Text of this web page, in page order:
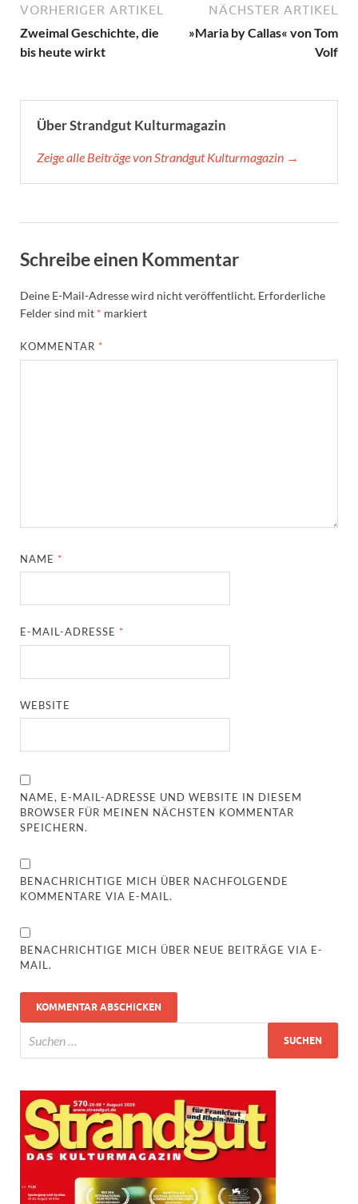
VORHERIGER ARTIKEL
Zweimal Geschichte, die
bis heute wirkt
NÄCHSTER ARTIKEL
»Maria by Callas« von Tom
Volf
Über Strandgut Kulturmagazin
Zeige alle Beiträge von Strandgut Kulturmagazin →
Schreibe einen Kommentar
Deine E-Mail-Adresse wird nicht veröffentlicht. Erforderliche
Felder sind mit * markiert
KOMMENTAR *
NAME *
E-MAIL-ADRESSE *
WEBSITE
NAME, E-MAIL-ADRESSE UND WEBSITE IN DIESEM
BROWSER FÜR MEINEN NÄCHSTEN KOMMENTAR
SPEICHERN.
BENACHRICHTIGE MICH ÜBER NACHFOLGENDE
KOMMENTARE VIA E-MAIL.
BENACHRICHTIGE MICH ÜBER NEUE BEITRÄGE VIA E-
MAIL.